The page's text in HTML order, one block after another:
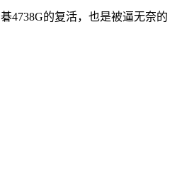
4738G的复活，也是被逼无奈的